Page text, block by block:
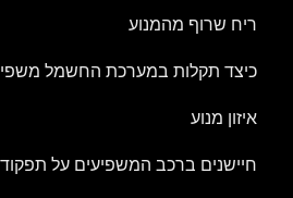
ריח שרוף מהמנוע
כיצד תקלות במערכת החשמל
איזון מנוע
חיישנים ברכב המשפיעים על